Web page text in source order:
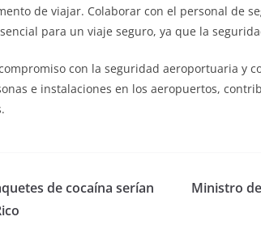
de viajar. Colaborar con el personal de
para un viaje seguro, ya que la
compromiso con la seguridad aeroportuaria y
e instalaciones en los aeropuertos,
de cocaína serían
Ministro